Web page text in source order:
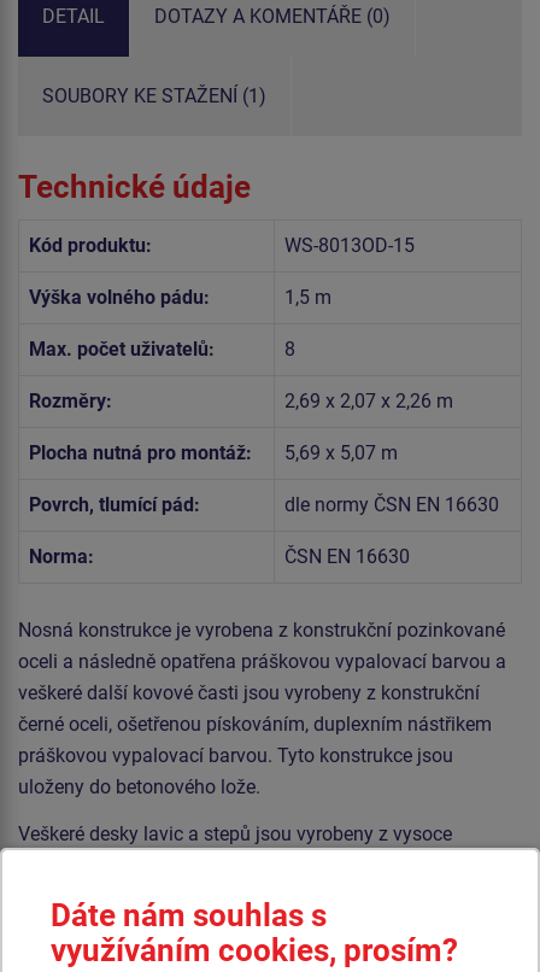
DETAIL DOTAZY A KOMENTÁŘE (0)
SOUBORY KE STAŽENÍ (1)
Technické údaje
Kód produktu: WS-8013OD-15
Výška volného pádu: 1,5 m
Max. počet uživatelů: 8
Rozměry: 2,69 x 2,07 x 2,26 m
Plocha nutná pro montáž: 5,69 x 5,07 m
Povrch, tlumící pád: dle normy ČSN EN 16630
Norma: ČSN EN 16630
Nosná konstrukce je vyrobena z konstrukční pozinkované
oceli a následně opatřena práškovou vypalovací barvou a
veškeré další kovové časti jsou vyrobeny z konstrukční
černé oceli, ošetřenou pískováním, duplexním nástřikem
práškovou vypalovací barvou. Tyto konstrukce jsou
uloženy do betonového lože.
Veškeré desky lavic a stepů jsou vyrobeny z vysoce
stálostí, odolnosti proti UV záření a hlavně bezpečností,
protože je nelámavý a nehrozí tak žádné nebezpečí zranění
Dáte nám souhlas s
využíváním cookies, prosím?